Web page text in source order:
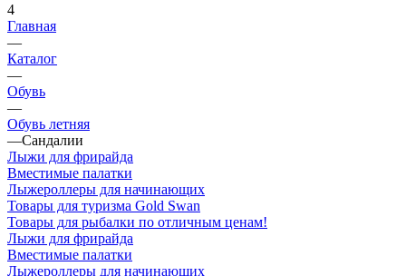
4
Главная
—
Каталог
—
Обувь
—
Обувь летняя
—Сандалии
Лыжи для фрирайда
Вместимые палатки
Лыжероллеры для начинающих
Товары для туризма Gold Swan
Товары для рыбалки по отличным ценам!
Лыжи для фрирайда
Вместимые палатки
Лыжероллеры для начинающих